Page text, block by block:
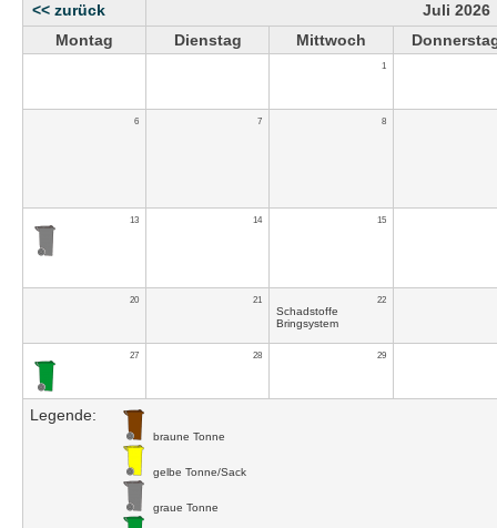
<< zurück
Juli 2026
Montag
Dienstag Mittwoch
1
6 7 8
13 14 15
20 21 22
Schadstoffe
Bringsystem
27 28 29
Legende:
braune Tonne
gelbe Tonne/Sack
graue Tonne